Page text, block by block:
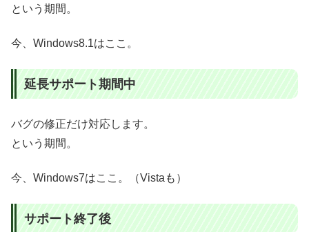
という期間。
今、Windows8.1はここ。
延長サポート期間中
バグの修正だけ対応します。
という期間。
今、Windows7はここ。（Vistaも）
サポート終了後